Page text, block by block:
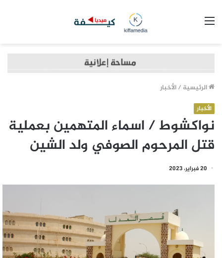
الرئيسية /الأخبار
الأخبار
نواكشوط / اسماء المتهمين بعملية
قتل المرحوم الصوفي ولد الشين
20 فبراير، 2023